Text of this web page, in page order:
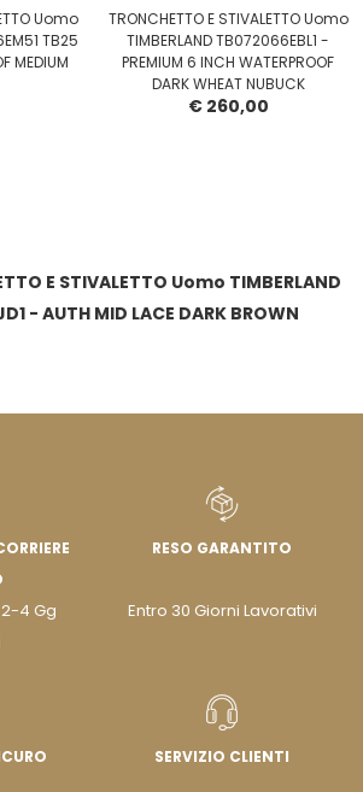
Uomo
TB25
MEDIUM
TRONCHETTO E STIVALETTO Uomo
TIMBERLAND TB072066EBL1 -
PREMIUM 6 INCH WATERPROOF
DARK WHEAT NUBUCK
€ 260,00
E STIVALETTO Uomo TIMBERLAND
- AUTH MID LACE DARK BROWN
4 Gg
RESO GARANTITO
Entro 30 Giorni Lavorativi
SERVIZIO CLIENTI